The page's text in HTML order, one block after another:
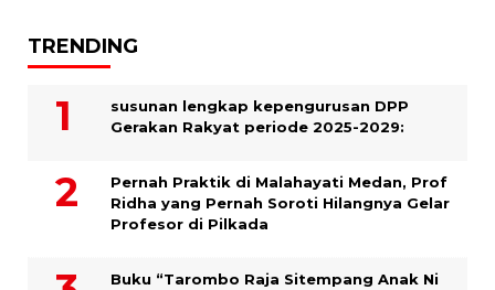
TRENDING
susunan lengkap kepengurusan DPP
Gerakan Rakyat periode 2025-2029:
Pernah Praktik di Malahayati Medan, Prof
Ridha yang Pernah Soroti Hilangnya Gelar
Profesor di Pilkada
Buku “Tarombo Raja Sitempang Anak Ni